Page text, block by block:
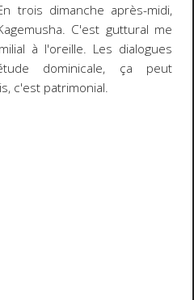
trois dimanche après-midi,
. C'est guttural me
à l'oreille. Les dialogues
dominicale, ça peut
c'est patrimonial.